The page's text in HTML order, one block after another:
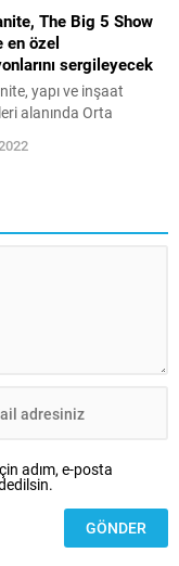
su tüketimi, ergonomi,...
The Big 5 Show
en özel
sergileyecek
yapı ve inşaat
alanında Orta
en büyük fuarı The Big
Uluslararası Yapı ve
adım, e-posta